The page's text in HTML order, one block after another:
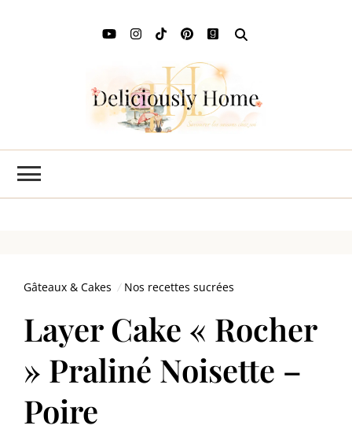
Gâteaux & Cakes Nos recettes sucrées
Layer Cake « Rocher
» Praliné Noisette –
Poire